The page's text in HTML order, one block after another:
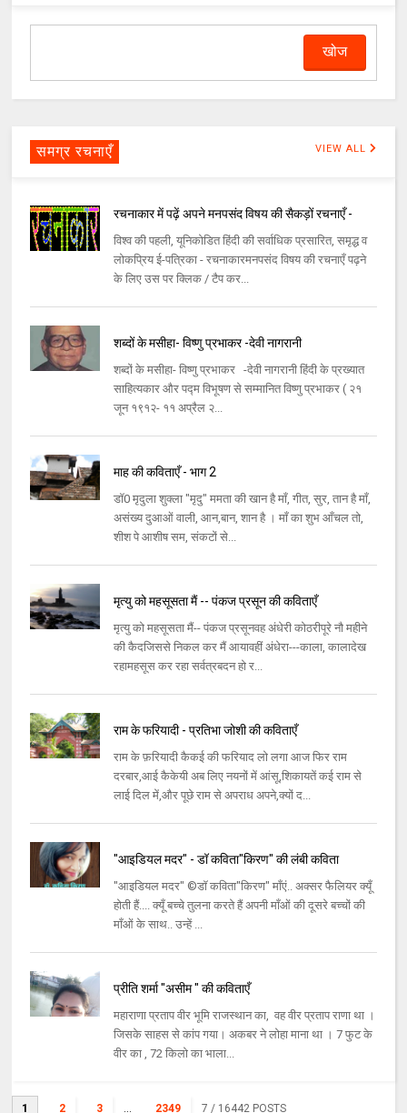
समग्र रचनाएँ VIEW ALL
रचनाकार में पढ़ें अपने मनपसंद विषय की सैकड़ों रचनाएँ -
विश्व की पहली, यूनिकोडित हिंदी की सर्वाधिक प्रसारित, समृद्ध व
लोकप्रिय ई-पत्रिका - रचनाकारमनपसंद विषय की रचनाएँ पढ़ने
के लिए उस पर क्लिक / टैप कर...
शब्दों के मसीहा- विष्णु प्रभाकर -देवी नागरानी
शब्दों के मसीहा- विष्णु प्रभाकर -देवी नागरानी हिंदी के प्रख्यात
साहित्यकार और पद्म विभूषण से सम्मानित विष्णु प्रभाकर ( २१
जून १९१२- ११ अप्रैल २...
माह की कविताएँ - भाग 2
डॉ0 मृदुला शुक्ला "मृदु" ममता की खान है माँ, गीत, सुर, तान है माँ,
असंख्य दुआओं वाली, आन,बान, शान है । माँ का शुभ आँचल तो,
शीश पे आशीष सम, संकटों से...
मृत्यु को महसूसता मैं -- पंकज प्रसून की कविताएँ
मृत्यु को महसूसता मैं-- पंकज प्रसूनवह अंधेरी कोठरीपूरे नौ महीने
की कैदजिससे निकल कर मैं आयावहीं अंधेरा---काला, कालादेख
रहामहसूस कर रहा सर्वत्रबदन हो र...
राम के फरियादी - प्रतिभा जोशी की कविताएँ
राम के फ़रियादी कैकई की फरियाद लो लगा आज फिर राम
दरबार,आई कैकेयी अब लिए नयनों में आंसू,शिकायतें कई राम से
लाई दिल में,और पूछे राम से अपराध अपने,क्यों द...
"आइडियल मदर" - डॉ कविता"किरण" की लंबी कविता
"आइडियल मदर" ©डॉ कविता"किरण" माँएं.. अक्सर फैलियर क्यूँ
होती हैं.... क्यूँ बच्चे तुलना करते हैं अपनी माँओं की दूसरे बच्चों की
माँओं के साथ.. उन्हें ...
प्रीति शर्मा "असीम " की कविताएँ
महाराणा प्रताप वीर भूमि राजस्थान का, वह वीर प्रताप राणा था ।
जिसके साहस से कांप गया। अकबर ने लोहा माना था । 7 फुट के
वीर का , 72 किलो का भाला...
1 2 3 ... 2349 7 / 16442 POSTS